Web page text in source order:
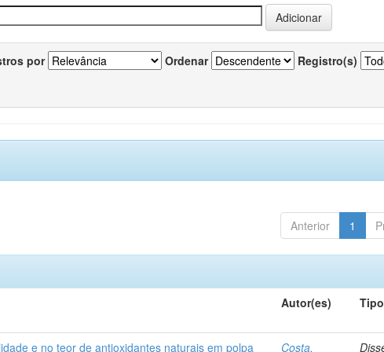
por Ordenar Registro(s)
Anterior 1
Autor(es) Tipo
e no teor de antioxidantes naturais em polpa Costa,